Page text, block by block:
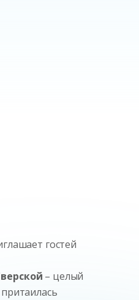
гостей
– целый